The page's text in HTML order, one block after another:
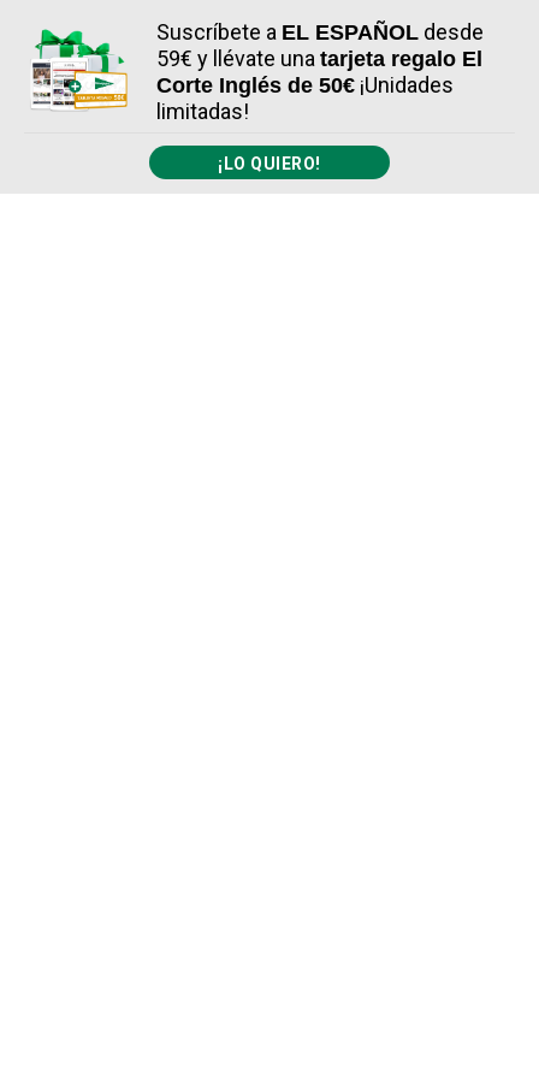
Suscríbete a EL ESPAÑOLdesde
59€ y llévate una tarjeta regalo El
Corte Inglés de 50€¡Unidades
limitadas!
¡LO QUIERO!